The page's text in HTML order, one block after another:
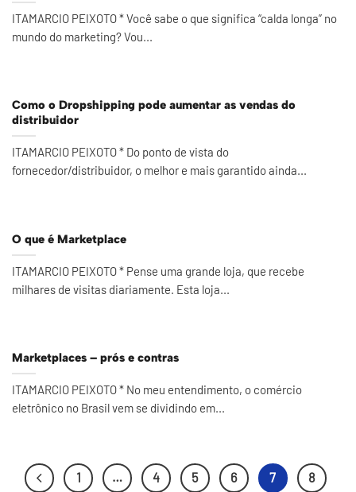
ITAMARCIO PEIXOTO * Você sabe o que significa “calda longa” no
mundo do marketing? Vou...
Como o Dropshipping pode aumentar as vendas do
distribuidor
ITAMARCIO PEIXOTO * Do ponto de vista do
fornecedor/distribuidor, o melhor e mais garantido ainda...
O que é Marketplace
ITAMARCIO PEIXOTO * Pense uma grande loja, que recebe
milhares de visitas diariamente. Esta loja...
Marketplaces – prós e contras
ITAMARCIO PEIXOTO * No meu entendimento, o comércio
eletrônico no Brasil vem se dividindo em...
1 … 4 5 6 7 8